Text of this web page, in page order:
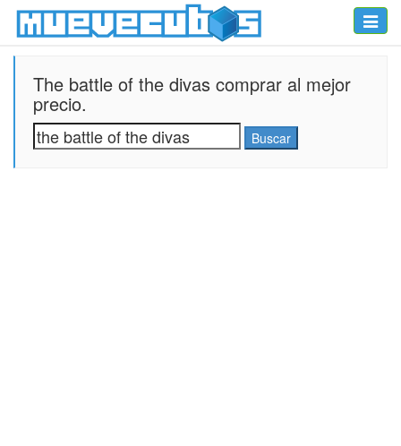
Toggle
The battle of the divas comprar al mejor
precio.